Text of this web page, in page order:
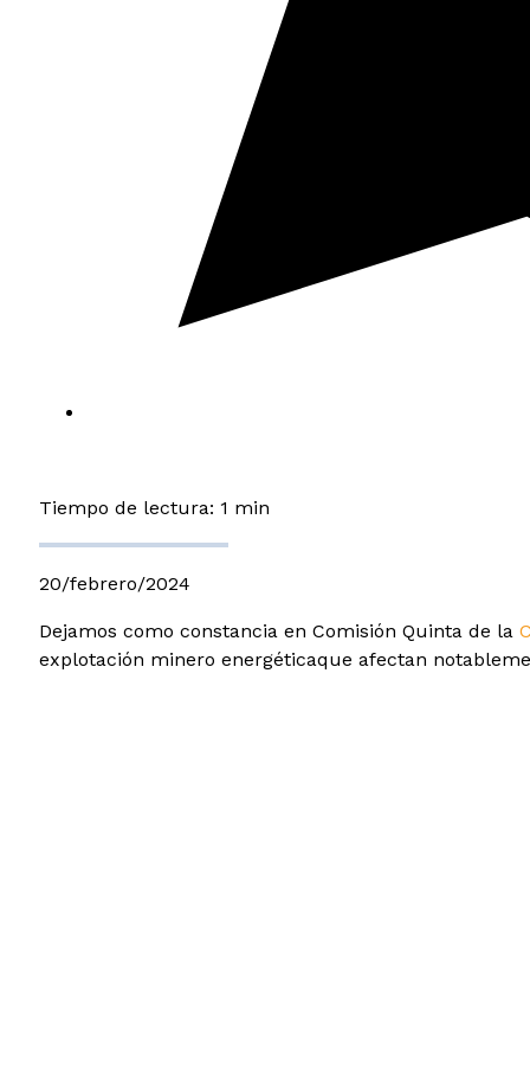
Tiempo de lectura: 1 min
20/febrero/2024
Dejamos como constancia en Comisión Quinta de la
explotación minero energéticaque afectan